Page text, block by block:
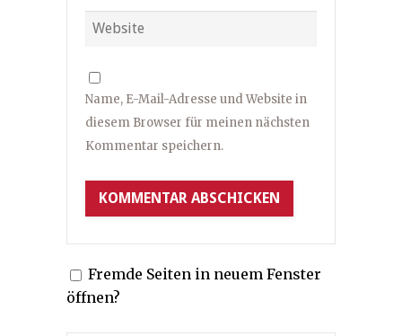
Name, E-Mail-Adresse und Website in
diesem Browser für meinen nächsten
Kommentar speichern.
Fremde Seiten in neuem Fenster
öffnen?